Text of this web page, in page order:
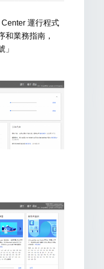
運行程式
和業務指南，
」